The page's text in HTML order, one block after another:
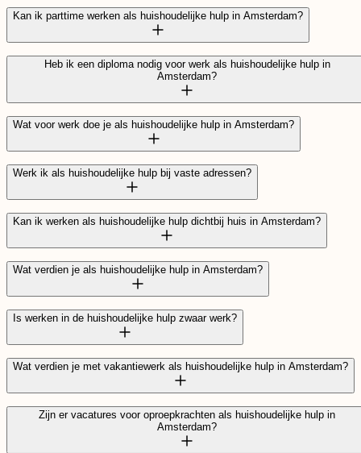
Kan ik parttime werken als huishoudelijke hulp in Amsterdam?
Heb ik een diploma nodig voor werk als huishoudelijke hulp in
Amsterdam?
Wat voor werk doe je als huishoudelijke hulp in Amsterdam?
Werk ik als huishoudelijke hulp bij vaste adressen?
Kan ik werken als huishoudelijke hulp dichtbij huis in Amsterdam?
Wat verdien je als huishoudelijke hulp in Amsterdam?
Is werken in de huishoudelijke hulp zwaar werk?
Wat verdien je met vakantiewerk als huishoudelijke hulp in Amsterdam?
vacaturekaart
Zijn er vacatures voor oproepkrachten als huishoudelijke hulp in
Amsterdam?